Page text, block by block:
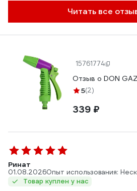
Читать все
15761774
Отзыв о DON
5(2)
339 ₽
Ринат
01.08.2026Опыт использования:
Товар куплен у нас